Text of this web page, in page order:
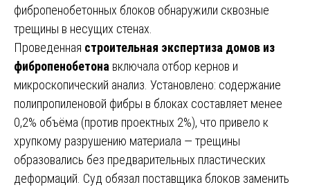
фибропенобетонных блоков обнаружили сквозные
трещины в несущих стенах.
Проведенная строительная экспертиза домов из
фибропенобетона включала отбор кернов и
микроскопический анализ. Установлено: содержание
полипропиленовой фибры в блоках составляет менее
0,2% объёма (против проектных 2%), что привело к
хрупкому разрушению материала — трещины
образовались без предварительных пластических
деформаций. Суд обязал поставщика блоков заменить